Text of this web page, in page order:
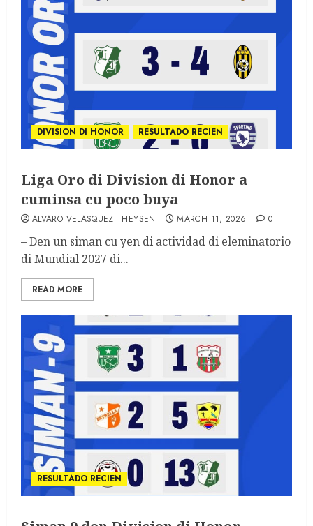
DIVISION DI HONOR RESULTADO RECIEN
Liga Oro di Division di Honor a
cuminsa cu poco buya
ALVARO VELASQUEZ THEYSEN MARCH 11, 2026 0
– Den un siman cu yen di actividad di eleminatorio
di Mundial 2027 di...
READ MORE
RESULTADO RECIEN